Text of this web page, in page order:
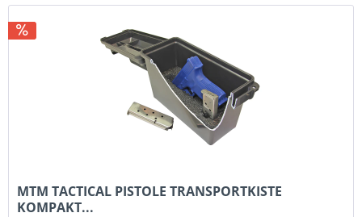
MTM TACTICAL PISTOLE TRANSPORTKISTE
KOMPAKT...